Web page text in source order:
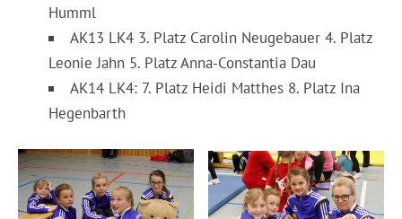
Humml
AK13 LK4 3. Platz Carolin Neugebauer 4. Platz
Leonie Jahn 5. Platz Anna-Constantia Dau
AK14 LK4: 7. Platz Heidi Matthes 8. Platz Ina
Hegenbarth